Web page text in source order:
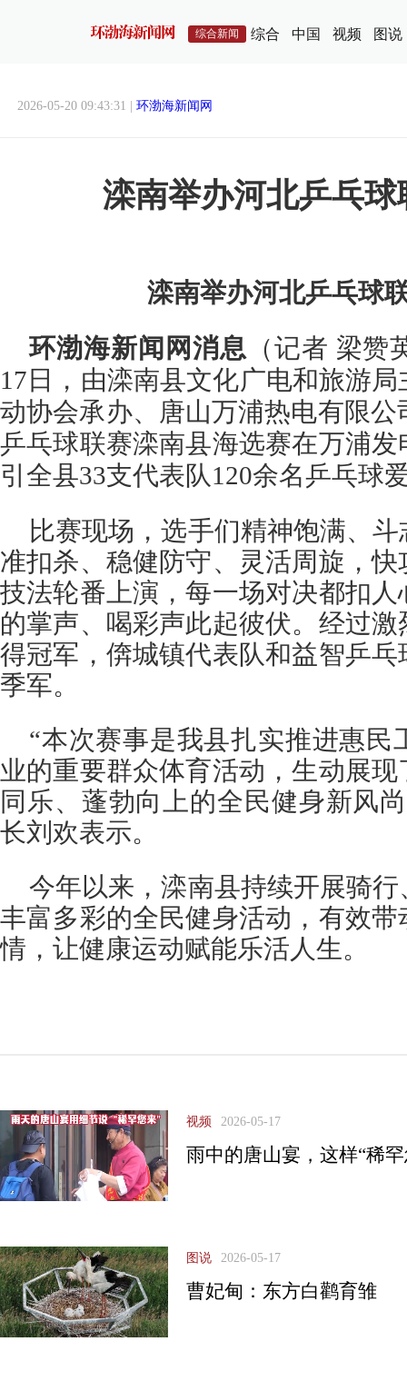
综合新闻 综合 中国 视频 图说
2026-05-20 09:43:31 | 环渤海新闻网
滦南举办河北乒乓
滦南举办河北乒乓球
环渤海新闻网消息 （记者 梁
17日，由滦南县文化广电和旅游
动协会承办、唐山万浦热电有限公
乒乓球联赛滦南县海选赛在万浦
引全县33支代表队120余名乒乓球
比赛现场，选手们精神饱满、
准扣杀、稳健防守、灵活周旋，
技法轮番上演，每一场对决都扣
的掌声、喝彩声此起彼伏。经过
得冠军，倴城镇代表队和益智乒
季军。
“本次赛事是我县扎实推进惠民
业的重要群众体育活动，生动展
同乐、蓬勃向上的全民健身新风
长刘欢表示。
今年以来，滦南县持续开展骑
丰富多彩的全民健身活动，有效
情，让健康运动赋能乐活人生。
视频 2026-05-17
雨中的唐山宴，这样“稀
图说 2026-05-17
曹妃甸：东方白鹳育雏